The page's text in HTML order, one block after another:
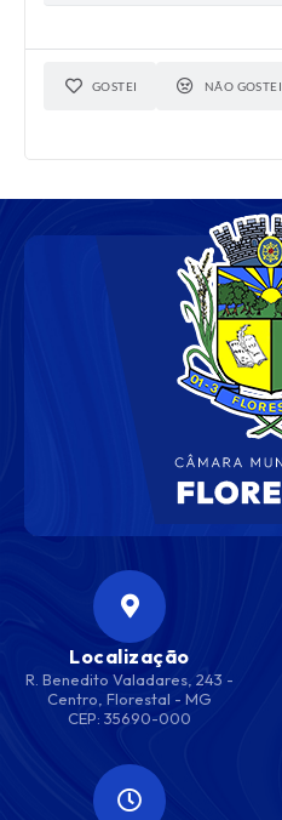
GOSTEI NÃO GOSTEI
Localização
R. Benedito Valadares, 243 -
Centro, Florestal - MG
CEP: 35690-000